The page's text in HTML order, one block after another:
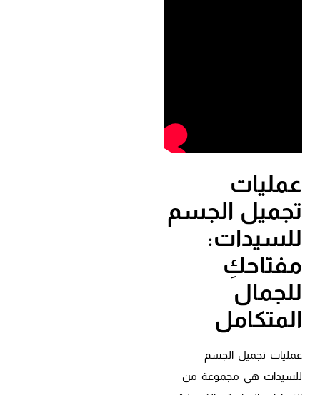
عمليات
تجميل الجسم
للسيدات:
مفتاحكِ
للجمال
المتكامل
عمليات تجميل الجسم
للسيدات هي مجموعة من